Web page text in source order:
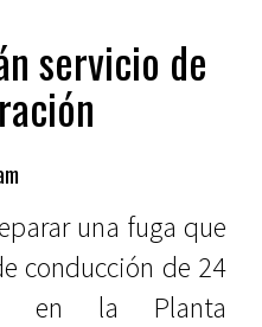
servicio de
una fuga que
conducción de 24
en la Planta